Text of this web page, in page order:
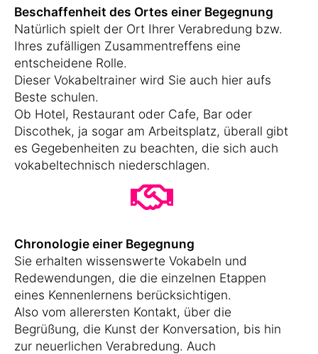
Beschaffenheit des Ortes einer Begegnung
Natürlich spielt der Ort Ihrer Verabredung bzw.
Ihres zufälligen Zusammentreffens eine
entscheidene Rolle.
Dieser Vokabeltrainer wird Sie auch hier aufs
Beste schulen.
Ob Hotel, Restaurant oder Cafe, Bar oder
Discothek, ja sogar am Arbeitsplatz, überall gibt
es Gegebenheiten zu beachten, die sich auch
vokabeltechnisch niederschlagen.
Chronologie einer Begegnung
Sie erhalten wissenswerte Vokabeln und
Redewendungen, die die einzelnen Etappen
eines Kennenlernens berücksichtigen.
Also vom allerersten Kontakt, über die
Begrüßung, die Kunst der Konversation, bis hin
zur neuerlichen Verabredung. Auch